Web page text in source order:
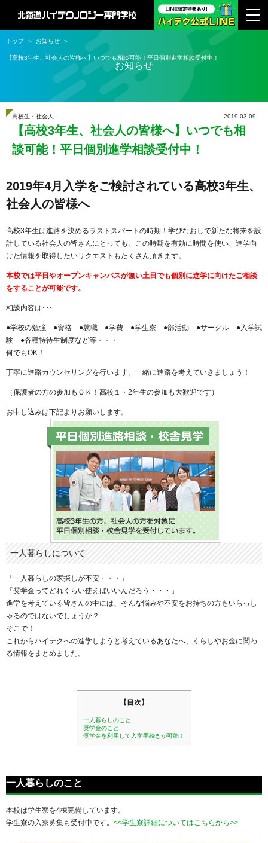
お知らせ
トップ お知らせ
【高校3年生、社会人の皆様へ】いつでも相談可能！平日個別進学相談受付中！
2019-03-09
高校生・社会人
【高校3年生、社会人の皆様へ】いつでも相
談可能！平日個別進学相談受付中！
2019年4月入学をご検討されている高校3年生、
社会人の皆様へ
高校3年生は進路を決めるラストスパートの時期！学びなおしで新たな将来を設
計している社会人の皆さんにとっても、この時期を有効に時間を使い、進学向
けた情報を取得したいリクエストもたくさん頂きます。
本校では平日やオープンキャンパスが無い土日でも個別に進学に向けたご相談
をすることが可能です。
相談内容は･･･
●学校の勉強 ●資格 ●就職 ●学費 ●学生寮 ●部活動 ●サークル ●入学試
験 ●各種特待生制度など等・・・
何でもOK！
丁寧に進路カウンセリングを行います。一緒に進路を考えていきましょう！
（保護者の方の参加もＯＫ！高校１・2年生の参加も大歓迎です）
お申し込みは下記よりお願いします。
一人暮らしについて
「一人暮らしの家探しが不安・・・」
「奨学金ってどれくらい使えばいいんだろう・・・」
進学を考えている皆さんの中には、そんな悩みや不安をお持ちの方もいらっし
ゃるのではないでしょうか？
そこで！
これからハイテクへの進学しようと考えているあなたへ、くらしやお金に関わ
る情報をまとめました。
【目次】
一人暮らしのこと
奨学金のこと
奨学金を利用して入学手続きが可能！
一人暮らしのこと
本校は学生寮を4棟完備しています。
学生寮の入寮募集も受付中です。 <<学生寮詳細についてはこちらから>>